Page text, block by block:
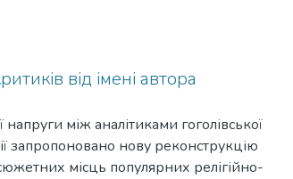
від імені автора
між аналітиками гоголівської
запропоновано нову реконструкцію
місць популярних релігійно-